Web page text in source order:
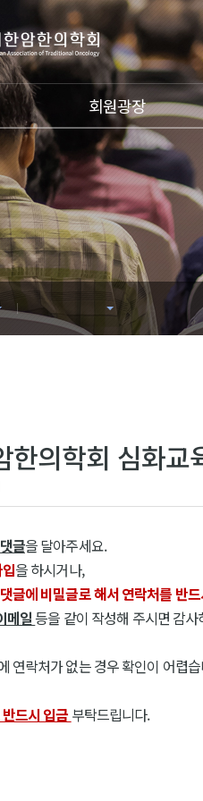
회원광장
한의학회 심화교
글을 달아주세요.
을 하시거나,
글에 비밀글로 해서 연락처를 반
메일 등을 같이 작성해 주시면 감
연락처가 없는 경우 확인이 어렵
드시 입금 부탁드립니다.